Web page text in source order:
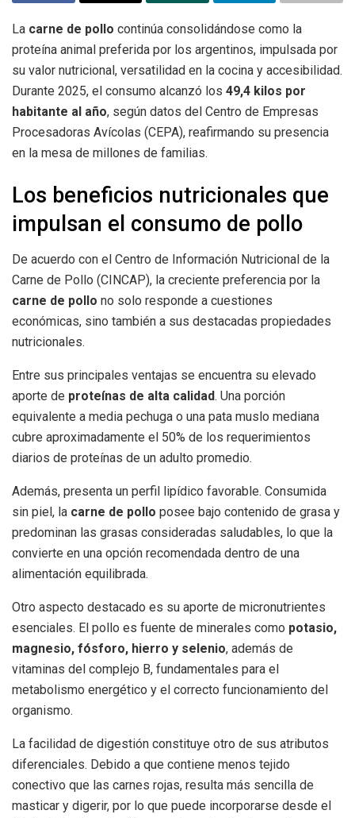
La carne de pollo continúa consolidándose como la
proteína animal preferida por los argentinos, impulsada por
su valor nutricional, versatilidad en la cocina y accesibilidad.
Durante 2025, el consumo alcanzó los 49,4 kilos por
habitante al año, según datos del Centro de Empresas
Procesadoras Avícolas (CEPA), reafirmando su presencia
en la mesa de millones de familias.
Los beneficios nutricionales que
impulsan el consumo de pollo
De acuerdo con el Centro de Información Nutricional de la
Carne de Pollo (CINCAP), la creciente preferencia por la
carne de pollo no solo responde a cuestiones
económicas, sino también a sus destacadas propiedades
nutricionales.
Entre sus principales ventajas se encuentra su elevado
aporte de proteínas de alta calidad. Una porción
equivalente a media pechuga o una pata muslo mediana
cubre aproximadamente el 50% de los requerimientos
diarios de proteínas de un adulto promedio.
Además, presenta un perfil lipídico favorable. Consumida
sin piel, la carne de pollo posee bajo contenido de grasa y
predominan las grasas consideradas saludables, lo que la
convierte en una opción recomendada dentro de una
alimentación equilibrada.
Otro aspecto destacado es su aporte de micronutrientes
esenciales. El pollo es fuente de minerales como potasio,
magnesio, fósforo, hierro y selenio, además de
vitaminas del complejo B, fundamentales para el
metabolismo energético y el correcto funcionamiento del
organismo.
La facilidad de digestión constituye otro de sus atributos
diferenciales. Debido a que contiene menos tejido
conectivo que las carnes rojas, resulta más sencilla de
masticar y digerir, por lo que puede incorporarse desde el